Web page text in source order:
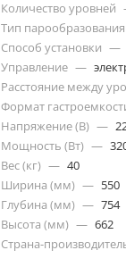
Количество уровней
Тип парообразования
Способ установки —
Управление —
Расстояние между
Формат
Напряжение (В) —
Мощность (Вт) —
Вес (кг) — 40
Ширина (мм) — 550
Глубина (мм) — 754
Высота (мм) — 662
Страна-